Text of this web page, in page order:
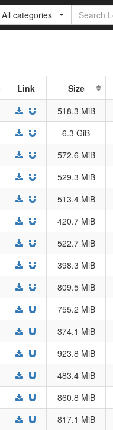
All categories
Link Size
518.3 MiB
6.3 GiB
572.6 MiB
529.3 MiB
513.4 MiB
420.7 MiB
522.7 MiB
398.3 MiB
809.5 MiB
755.2 MiB
374.1 MiB
923.8 MiB
483.4 MiB
860.8 MiB
817.1 MiB